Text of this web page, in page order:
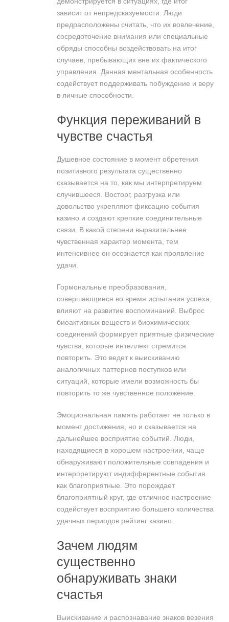
зависит от непредсказуемости. Люди
предрасположены считать, что их вовлечение,
сосредоточение внимания или специальные
обряды способны воздействовать на итог
случаев, пребывающих вне их фактического
управления. Данная ментальная особенность
содействует поддерживать побуждение и веру
в личные способности.
Функция переживаний в
чувстве счастья
Душевное состояние в момент обретения
позитивного результата существенно
сказывается на то, как мы интерпретируем
случившееся. Восторг, разгрузка или
довольство укрепляют фиксацию события
казино и создают крепкие соединительные
связи. В какой степени выразительнее
чувственная характер момента, тем
интенсивнее он осознается как проявление
удачи.
Гормональные преобразования,
совершающиеся во время испытания успеха,
влияют на развитие воспоминаний. Выброс
биоактивных веществ и биохимических
соединений формирует приятные физические
чувства, которые интеллект стремится
повторить. Это ведет к выискиванию
аналогичных паттернов поступков или
ситуаций, которые имели возможность бы
повторить то же чувственное положение.
Эмоциональная память работает не только в
момент достижения, но и сказывается на
дальнейшее восприятие событий. Люди,
находящиеся в хорошем настроении, чаще
обнаруживают положительные совпадения и
интерпретируют индифферентные события
как благоприятные. Это порождает
благоприятный круг, где отличное настроение
содействует восприятию большего количества
удачных периодов рейтинг казино.
Зачем людям
существенно
обнаруживать знаки
счастья
Выискивание и распознавание знаков везения